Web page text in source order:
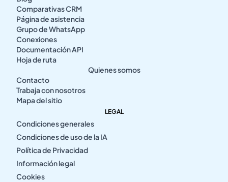
Comparativas CRM
Página de asistencia
Grupo de WhatsApp
Conexiones
Documentación API
Hoja de ruta
Quienes somos
Contacto
Trabaja con nosotros
Mapa del sitio
LEGAL
Condiciones generales
Condiciones de uso de la IA
Política de Privacidad
Información legal
Cookies